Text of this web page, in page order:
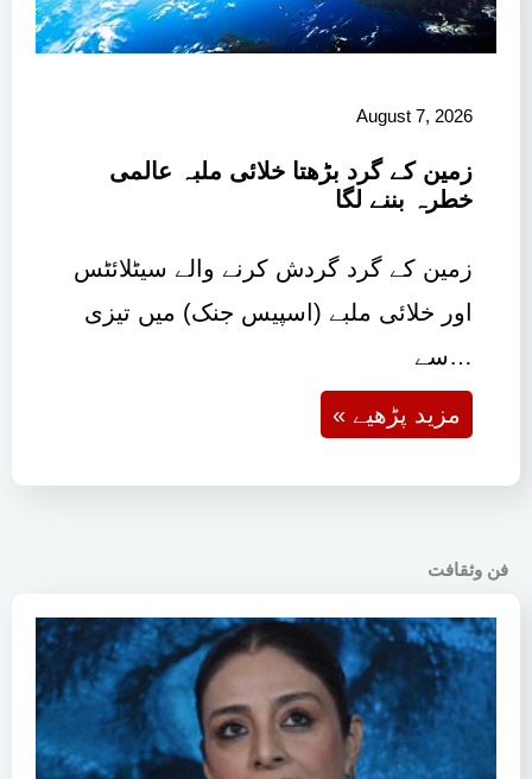
August 7, 2026
زمین کے گرد بڑھتا خلائی ملبہ عالمی
خطرہ بننے لگا
زمین کے گرد گردش کرنے والے سیٹلائٹس
اور خلائی ملبے (اسپیس جنک) میں تیزی
سے…
« مزید پڑھیے
فن وثقافت